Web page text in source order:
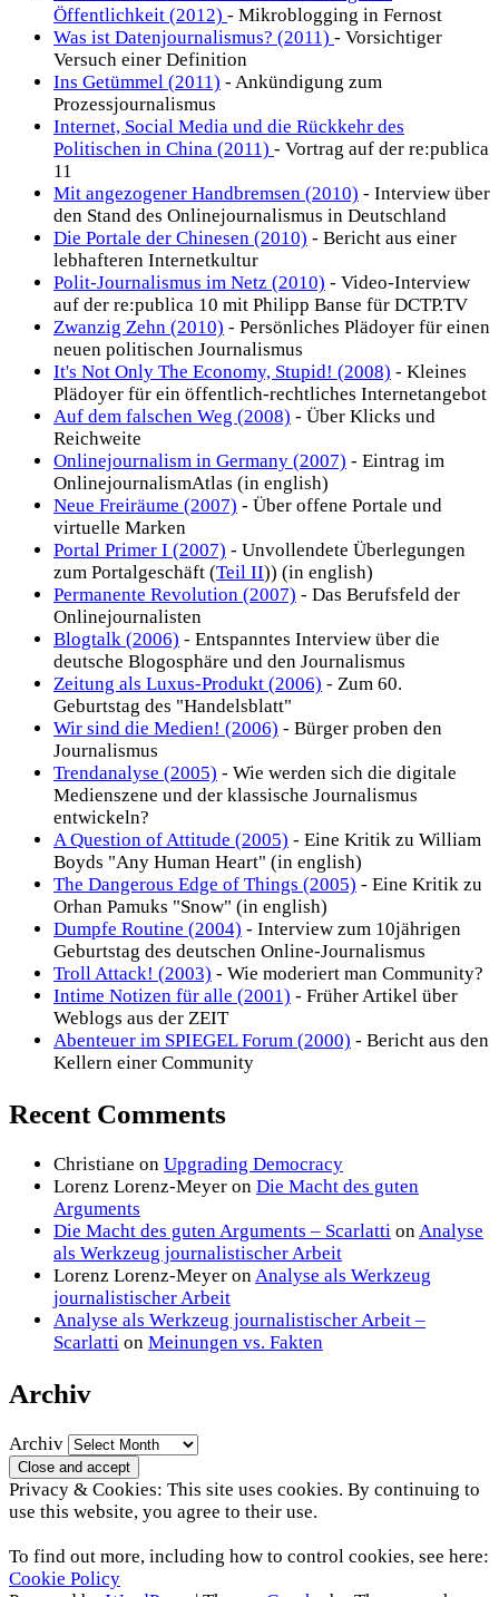
Öffentlichkeit (2012) - Mikroblogging in Fernost
Was ist Datenjournalismus? (2011) - Vorsichtiger
Versuch einer Definition
Ins Getümmel (2011) - Ankündigung zum
Prozessjournalismus
Internet, Social Media und die Rückkehr des
Politischen in China (2011) - Vortrag auf der re:publica
11
Mit angezogener Handbremsen (2010) - Interview über
den Stand des Onlinejournalismus in Deutschland
Die Portale der Chinesen (2010) - Bericht aus einer
lebhafteren Internetkultur
Polit-Journalismus im Netz (2010) - Video-Interview
auf der re:publica 10 mit Philipp Banse für DCTP.TV
Zwanzig Zehn (2010) - Persönliches Plädoyer für einen
neuen politischen Journalismus
It's Not Only The Economy, Stupid! (2008) - Kleines
Plädoyer für ein öffentlich-rechtliches Internetangebot
Auf dem falschen Weg (2008) - Über Klicks und
Reichweite
Onlinejournalism in Germany (2007) - Eintrag im
OnlinejournalismAtlas (in english)
Neue Freiräume (2007) - Über offene Portale und
virtuelle Marken
Portal Primer I (2007) - Unvollendete Überlegungen
zum Portalgeschäft (Teil II)) (in english)
Permanente Revolution (2007) - Das Berufsfeld der
Onlinejournalisten
Blogtalk (2006) - Entspanntes Interview über die
deutsche Blogosphäre und den Journalismus
Zeitung als Luxus-Produkt (2006) - Zum 60.
Geburtstag des "Handelsblatt"
Wir sind die Medien! (2006) - Bürger proben den
Journalismus
Trendanalyse (2005) - Wie werden sich die digitale
Medienszene und der klassische Journalismus
entwickeln?
A Question of Attitude (2005) - Eine Kritik zu William
Boyds "Any Human Heart" (in english)
The Dangerous Edge of Things (2005) - Eine Kritik zu
Orhan Pamuks "Snow" (in english)
Dumpfe Routine (2004) - Interview zum 10jährigen
Geburtstag des deutschen Online-Journalismus
Troll Attack! (2003) - Wie moderiert man Community?
Intime Notizen für alle (2001) - Früher Artikel über
Weblogs aus der ZEIT
Abenteuer im SPIEGEL Forum (2000) - Bericht aus den
Kellern einer Community
Recent Comments
Christiane on Upgrading Democracy
Lorenz Lorenz-Meyer on Die Macht des guten
Arguments
Die Macht des guten Arguments – Scarlatti onAnalyse
als Werkzeug journalistischer Arbeit
Lorenz Lorenz-Meyer onAnalyse als Werkzeug
journalistischer Arbeit
Analyse als Werkzeug journalistischer Arbeit –
Scarlatti on Meinungen vs. Fakten
Archiv
Archiv
Privacy & Cookies: This site uses cookies. By continuing to
use this website, you agree to their use.
To find out more, including how to control cookies, see here:
Cookie Policy